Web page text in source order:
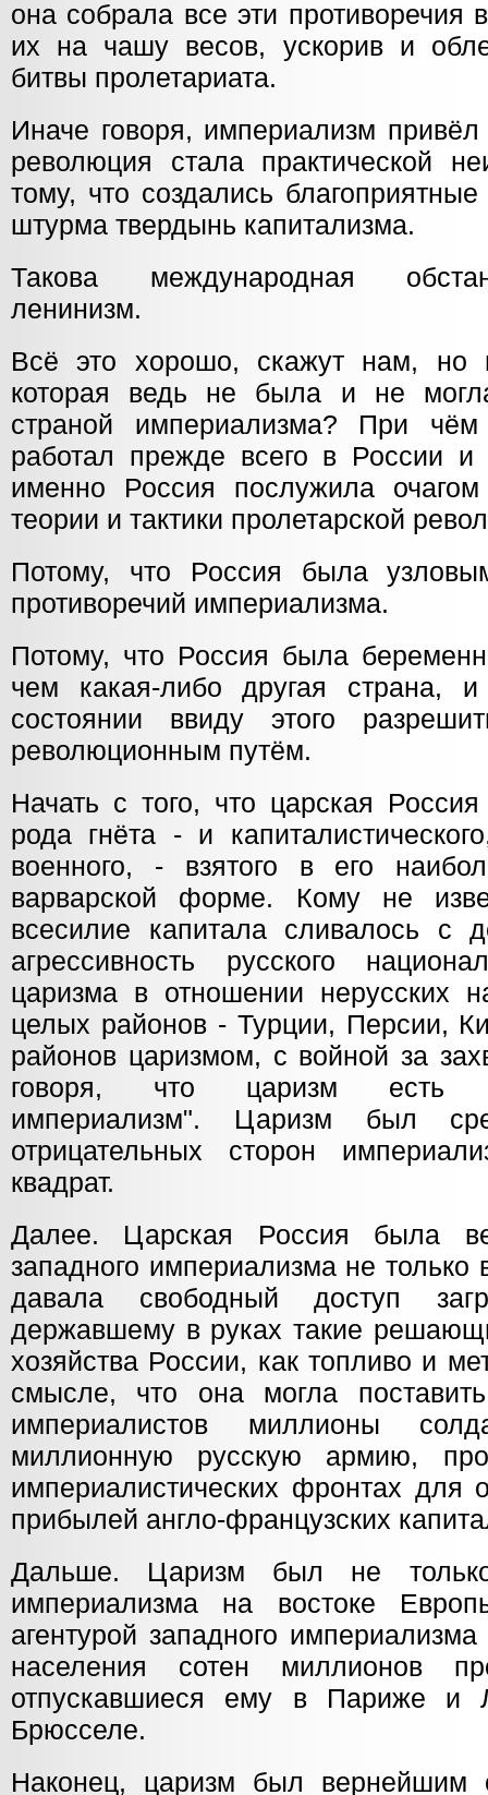
она собрала все эти противоречия
их на чашу весов, ускорив и
битвы пролетариата.
Иначе говоря, империализм
революция стала практической
тому, что создались
штурма твердынь капитализма.
Такова международная
ленинизм.
Всё это хорошо, скажут нам, но
которая ведь не была и не
страной империализма? При
работал прежде всего в России
именно Россия послужила
теории и тактики пролетарской
Потому, что Россия была
противоречий империализма.
Потому, что Россия была
чем какая-либо другая страна,
состоянии ввиду этого
революционным путём.
Начать с того, что царская
рода гнёта - и
военного, - взятого в его
варварской форме. Кому не
всесилие капитала сливалось с
агрессивность русского
царизма в отношении нерусских
целых районов - Турции, Персии,
районов царизмом, с войной за
говоря, что царизм есть
империализм". Царизм был
отрицательных сторон
квадрат.
Далее. Царская Россия была
западного империализма не
давала свободный доступ
державшему в руках такие
хозяйства России, как топливо и
смысле, что она могла
империалистов миллионы
миллионную русскую армию,
империалистических фронтах для
прибылей англо-французских
Дальше. Царизм был не
империализма на востоке
агентурой западного
населения сотен миллионов
отпускавшиеся ему в Париже и
Брюсселе.
Наконец, царизм был вернейшим